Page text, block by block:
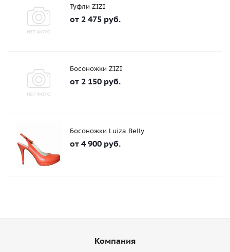
Туфли ZIZI
от 2 475 руб.
Босоножки ZIZI
от 2 150 руб.
Босоножки Luiza Belly
от 4 900 руб.
Компания